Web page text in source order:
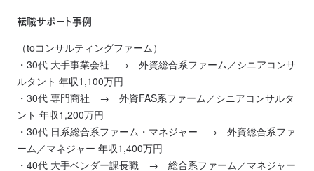
転職サポート事例
（toコンサルティングファーム）
・30代 大手事業会社 → 外資総合系ファーム／シニアコンサ
ルタント 年収1,100万円
・30代 専門商社 → 外資FAS系ファーム／シニアコンサルタ
ント 年収1,200万円
・30代 日系総合系ファーム・マネジャー → 外資総合系ファ
ーム／マネジャー 年収1,400万円
・40代 大手ベンダー課長職 → 総合系ファーム／マネジャー